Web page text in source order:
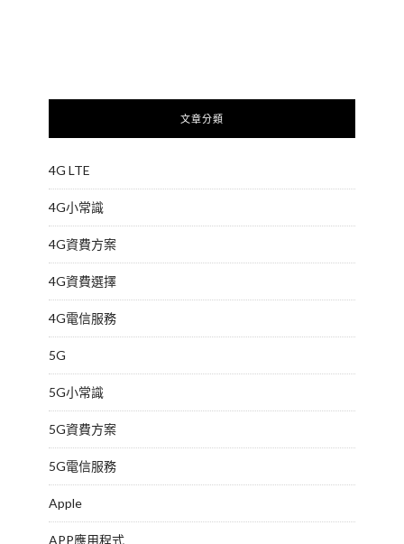
文章分類
4G LTE
4G小常識
4G資費方案
4G資費選擇
4G電信服務
5G
5G小常識
5G資費方案
5G電信服務
Apple
APP應用程式